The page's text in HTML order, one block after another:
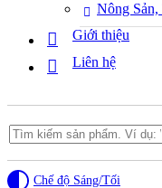
Nông
Giới thiệu
Liên hệ
Search
for...
Chế độ Sáng/Tối